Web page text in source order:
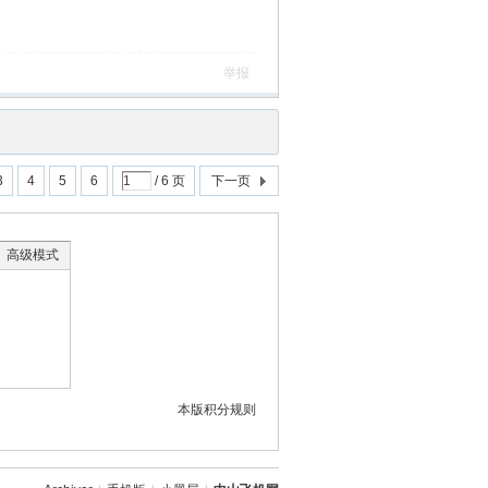
举报
4 5 6 / 6 页 下一页
高级模式
本版积分规则